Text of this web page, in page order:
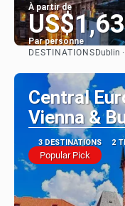
À partir de
Par personne
DESTINATIONS Dublin
Central
Vienna &
3 DESTINATIONS 2
Popular Pick